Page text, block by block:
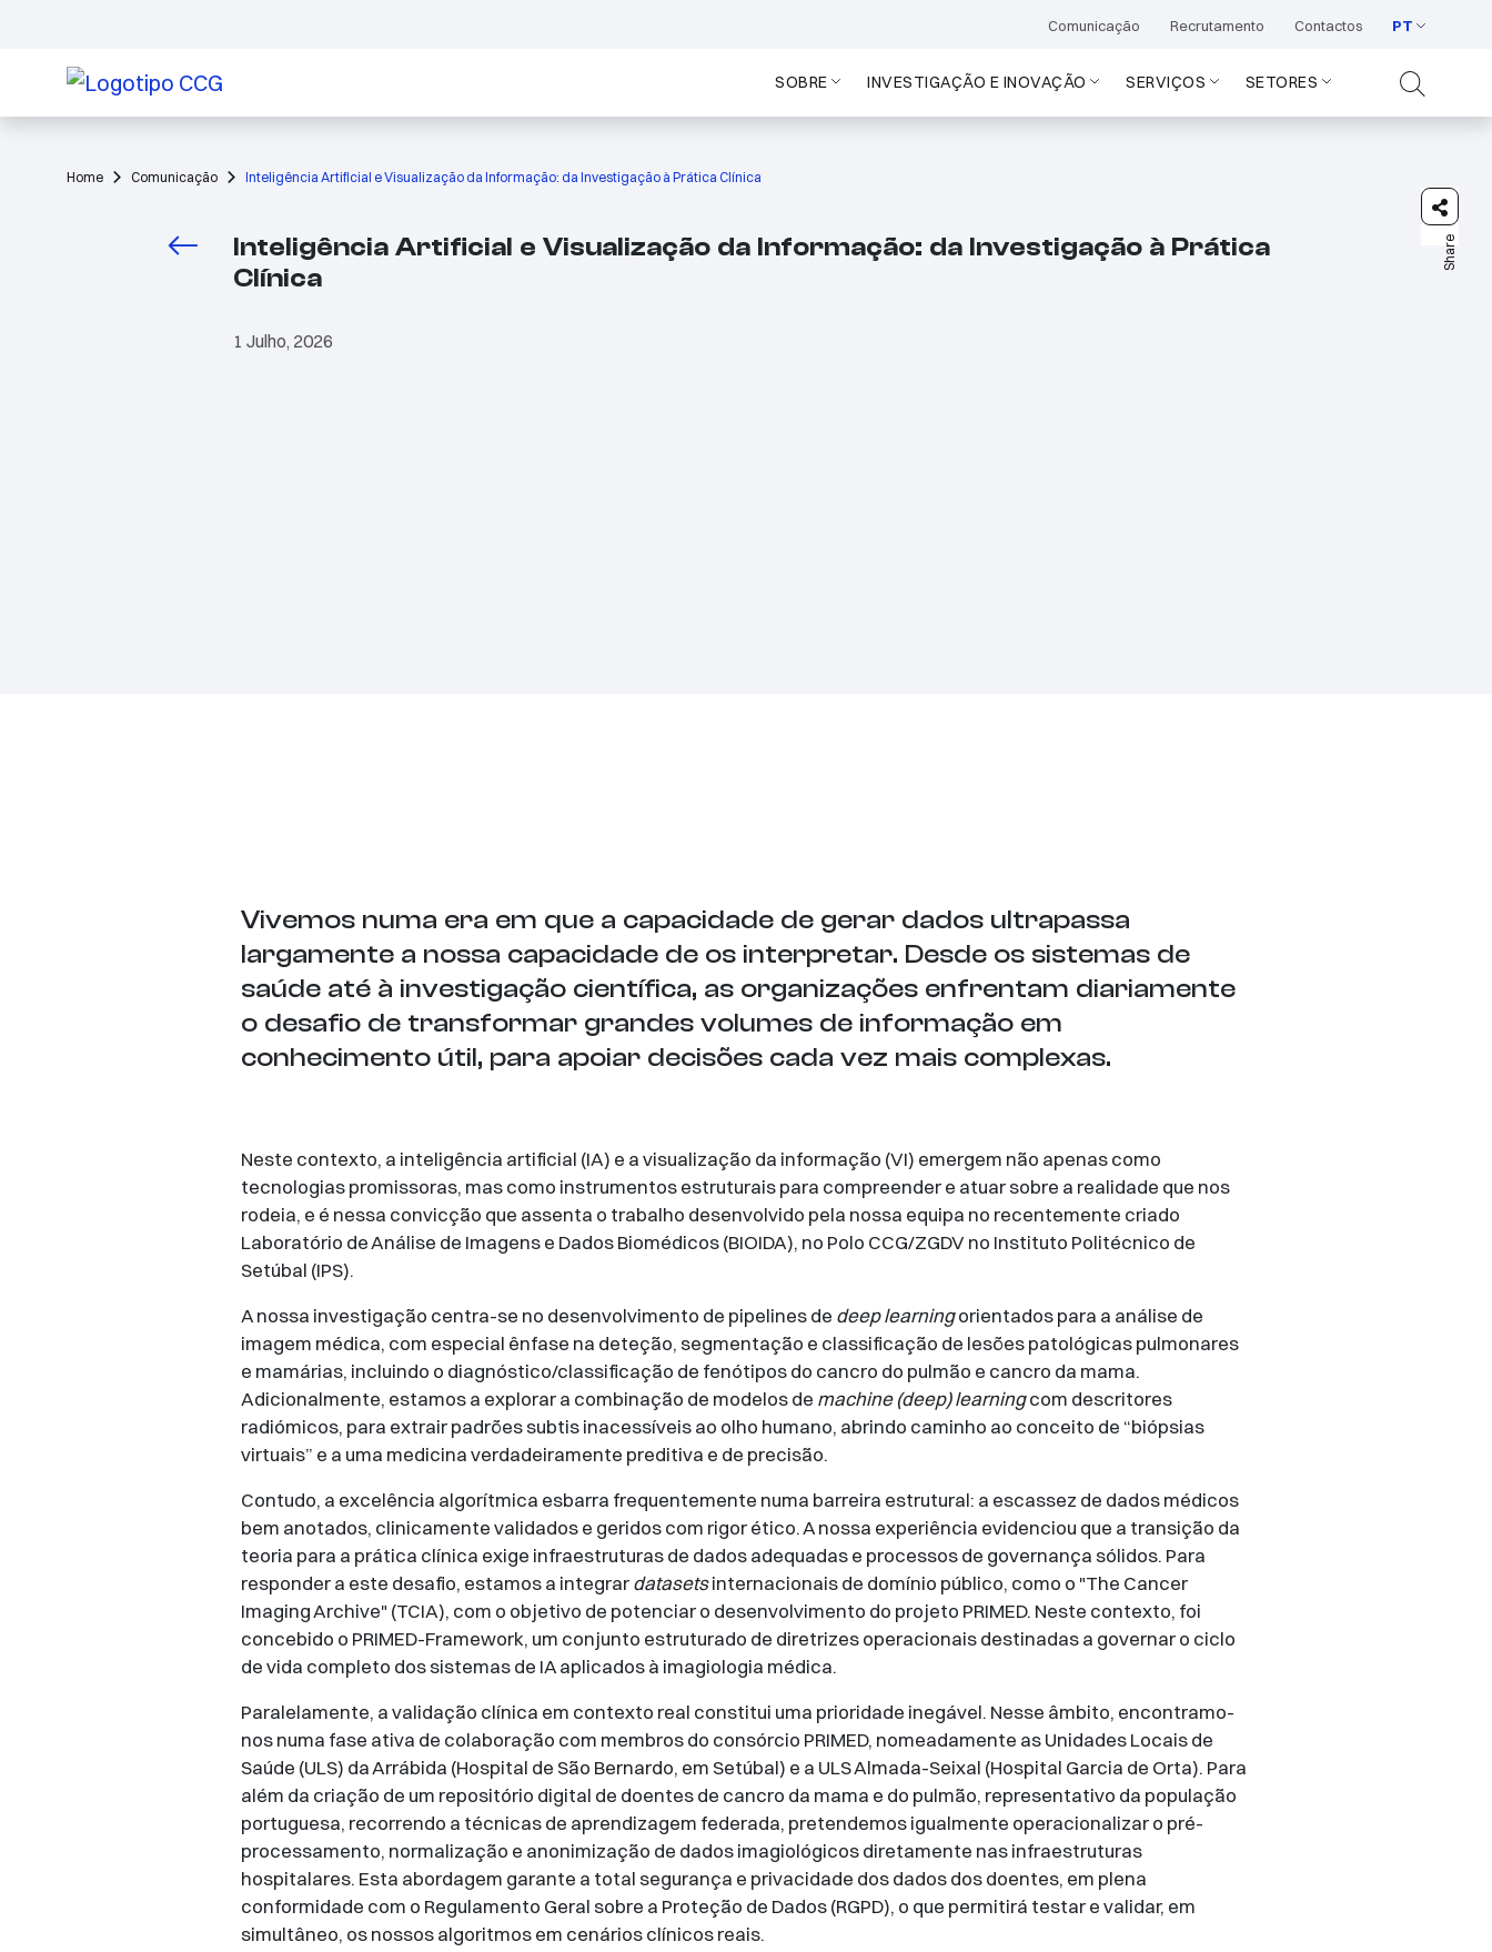
Comunicação Recrutamento Contactos PT
SOBRE INVESTIGAÇÃO E INOVAÇÃO SERVIÇOS SETORES
Home Comunicação Inteligência Artificial e Visualização da Informação: da Investigação à Prática Clínica
Share
Inteligência Artificial e Visualização da Informação: da Investigação à Prática
Clínica
1 Julho, 2026
Vivemos numa era em que a capacidade de gerar dados ultrapassa
largamente a nossa capacidade de os interpretar. Desde os sistemas de
saúde até à investigação científica, as organizações enfrentam diariamente
o desafio de transformar grandes volumes de informação em
conhecimento útil, para apoiar decisões cada vez mais complexas.
Neste contexto, a inteligência artificial (IA) e a visualização da informação (VI) emergem não apenas como
tecnologias promissoras, mas como instrumentos estruturais para compreender e atuar sobre a realidade que nos
rodeia, e é nessa convicção que assenta o trabalho desenvolvido pela nossa equipa no recentemente criado
Laboratório de Análise de Imagens e Dados Biomédicos (BIOIDA), no Polo CCG/ZGDV no Instituto Politécnico de
Setúbal (IPS).
A nossa investigação centra-se no desenvolvimento de pipelines de deep learningorientados para a análise de
imagem médica, com especial ênfase na deteção, segmentação e classificação de lesões patológicas pulmonares
e mamárias, incluindo o diagnóstico/classificação de fenótipos do cancro do pulmão e cancro da mama.
Adicionalmente, estamos a explorar a combinação de modelos de machine (deep) learningcom descritores
radiómicos, para extrair padrões subtis inacessíveis ao olho humano, abrindo caminho ao conceito de “biópsias
virtuais” e a uma medicina verdadeiramente preditiva e de precisão.
Contudo, a excelência algorítmica esbarra frequentemente numa barreira estrutural: a escassez de dados médicos
bem anotados, clinicamente validados e geridos com rigor ético. A nossa experiência evidenciou que a transição da
teoria para a prática clínica exige infraestruturas de dados adequadas e processos de governança sólidos. Para
responder a este desafio, estamos a integrardatasetsinternacionais de domínio público, como o "The Cancer
Imaging Archive" (TCIA), com o objetivo de potenciar o desenvolvimento do projeto PRIMED. Neste contexto, foi
concebido o PRIMED-Framework, um conjunto estruturado de diretrizes operacionais destinadas a governar o ciclo
de vida completo dos sistemas de IA aplicados à imagiologia médica.
Paralelamente, a validação clínica em contexto real constitui uma prioridade inegável. Nesse âmbito, encontramo-
nos numa fase ativa de colaboração com membros do consórcio PRIMED, nomeadamente as Unidades Locais de
Saúde (ULS) da Arrábida (Hospital de São Bernardo, em Setúbal) e a ULS Almada-Seixal (Hospital Garcia de Orta). Para
além da criação de um repositório digital de doentes de cancro da mama e do pulmão, representativo da população
portuguesa, recorrendo a técnicas de aprendizagem federada, pretendemos igualmente operacionalizar o pré-
processamento, normalização e anonimização de dados imagiológicos diretamente nas infraestruturas
hospitalares. Esta abordagem garante a total segurança e privacidade dos dados dos doentes, em plena
conformidade com o Regulamento Geral sobre a Proteção de Dados (RGPD), o que permitirá testar e validar, em
simultâneo, os nossos algoritmos em cenários clínicos reais.